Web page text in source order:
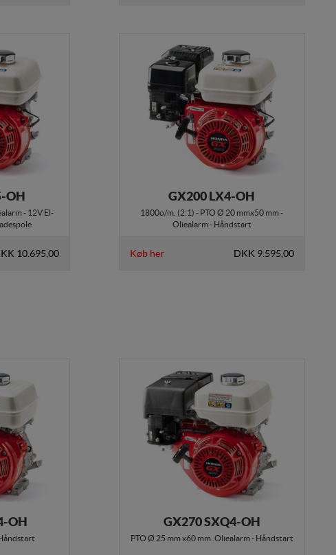
OH
- 12V El-
10.695,00
GX200 LX4-OH
1800o/m. (2:1) - PTO Ø 20 mmx50 mm -
Oliealarm - Håndstart
Køb her DKK 9.595,00
OH GX270 SXQ4-OH
PTO Ø 25 mm x60 mm .Oliealarm - Håndstart